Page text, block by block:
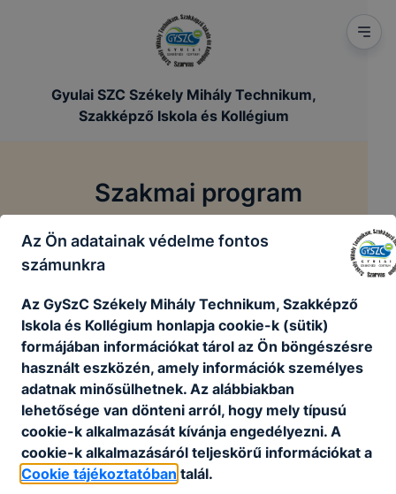
Gyulai SZC Székely Mihály Technikum,
Szakképző Iskola és Kollégium
Szakmai program
Főoldal / Szakmai dokumentumok / Szakmai program
Szakmai program
Szakmai program 2026.pdf
Letöltés
Az Ön adatainak védelme fontos
számunkra
Az GySzC Székely Mihály Technikum, Szakképző
Iskola és Kollégium honlapja cookie-k (sütik)
formájában információkat tárol az Ön böngészésre
használt eszközén, amely információk személyes
adatnak minősülhetnek. Az alábbiakban
lehetősége van dönteni arról, hogy mely típusú
cookie-k alkalmazását kívánja engedélyezni. A
cookie-k alkalmazásáról teljeskörű információkat a
Cookie tájékoztatóban talál.